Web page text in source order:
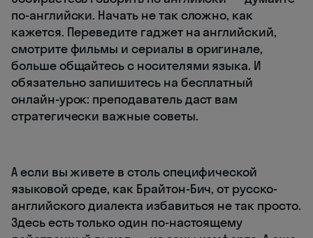
по-английски. Начать не так сложно, как
кажется. Переведите гаджет на английский,
смотрите фильмы и сериалы в оригинале,
больше общайтесь с носителями языка. И
обязательно запишитесь на бесплатный
онлайн-урок: преподаватель даст вам
стратегически важные советы.
А если вы живете в столь специфической
языковой среде, как Брайтон-Бич, от русско-
английского диалекта избавиться не так просто.
Здесь есть только один по-настоящему